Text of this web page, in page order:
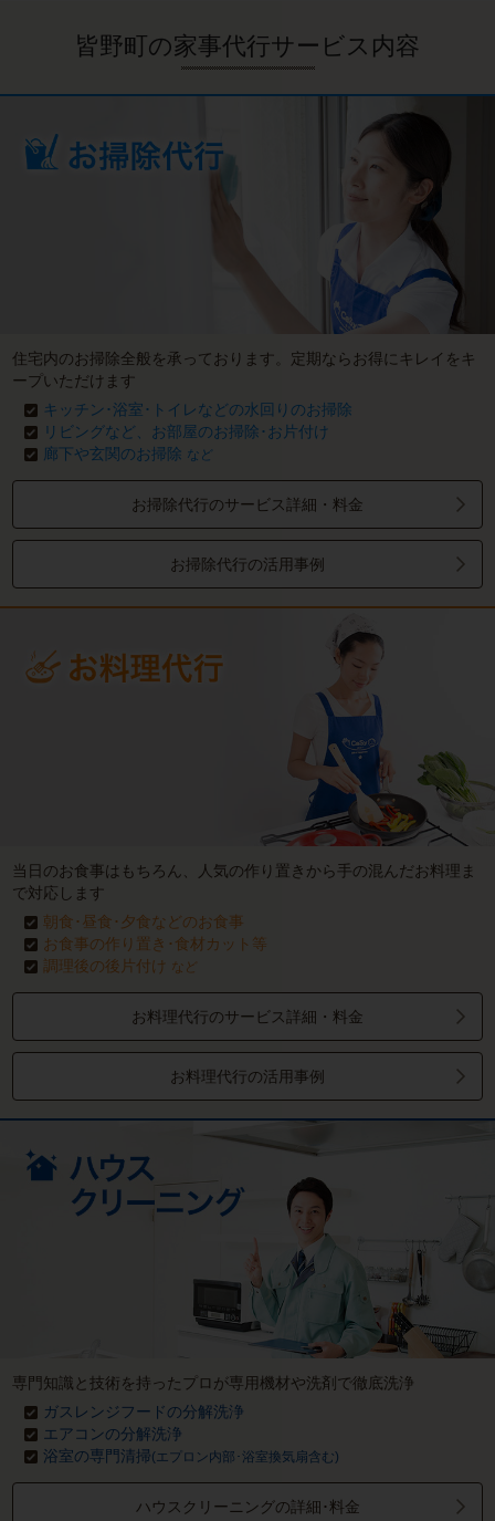
皆野町の家事代行サービス内容
住宅内のお掃除全般を承っております。定期ならお得にキレイをキ
ープいただけます
キッチン･浴室･トイレなどの水回りのお掃除
リビングなど、お部屋のお掃除･お片付け
廊下や玄関のお掃除 など
お掃除代行のサービス詳細・料金
お掃除代行の活用事例
当日のお食事はもちろん、人気の作り置きから手の混んだお料理ま
で対応します
朝食･昼食･夕食などのお食事
お食事の作り置き･食材カット等
調理後の後片付け など
お料理代行のサービス詳細・料金
お料理代行の活用事例
専門知識と技術を持ったプロが専用機材や洗剤で徹底洗浄
ガスレンジフードの分解洗浄
エアコンの分解洗浄
浴室の専門清掃(エプロン内部･浴室換気扇含む)
ハウスクリーニングの詳細･料金